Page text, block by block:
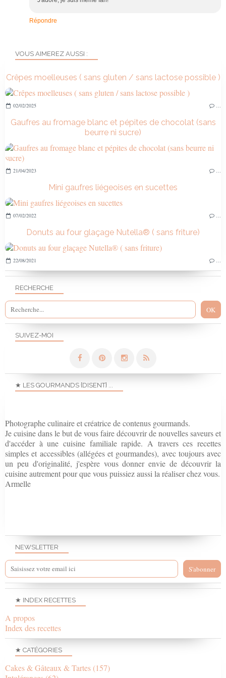
Répondre
NEWSLETTER
SUIVEZ-MOI
RECHERCHE
VOUS AIMEREZ AUSSI :
Crêpes moelleuses ( sans gluten / sans lactose possible )
02/02/2025
Gaufres au fromage blanc et pépites de chocolat (sans
beurre ni sucre)
21/04/2023
Mini gaufres liégeoises en sucettes
07/02/2022
Donuts au four glaçage Nutella® ( sans friture)
22/08/2021
★ INDEX RECETTES
A propos
Index des recettes
★ CATÉGORIES
Cakes & Gâteaux & Tartes (157)
★ LES GOURMANDS {DISENT} ...
Photographe culinaire et créatrice de contenus gourmands.
Je cuisine dans le but de vous faire découvrir de nouvelles saveurs et
d'accéder à une cuisine familiale rapide. A travers ces recettes
simples et accessibles (allégées et gourmandes), avec toujours avec
un peu d'originalité, j'espère vous donner envie de découvrir la
cuisine autrement pour que vous puissiez aussi la réaliser chez vous.
Armelle